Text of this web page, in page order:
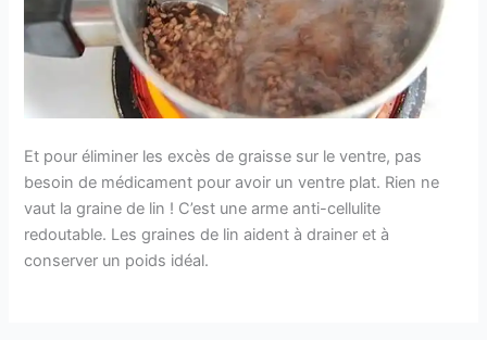
Et pour éliminer les excès de graisse sur le ventre, pas
besoin de médicament pour avoir un ventre plat. Rien ne
vaut la graine de lin ! C’est une arme anti-cellulite
redoutable. Les graines de lin aident à drainer et à
conserver un poids idéal.